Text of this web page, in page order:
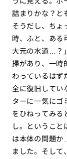
詰まりかな？と
そうだし、ち
時、ふと、ある
大元の水道…？
掃があり、一時
わっているはず
全に復旧してい
ターに一気にゴ
をひねってみ
し。というこ
は本体の問題
ました。そし